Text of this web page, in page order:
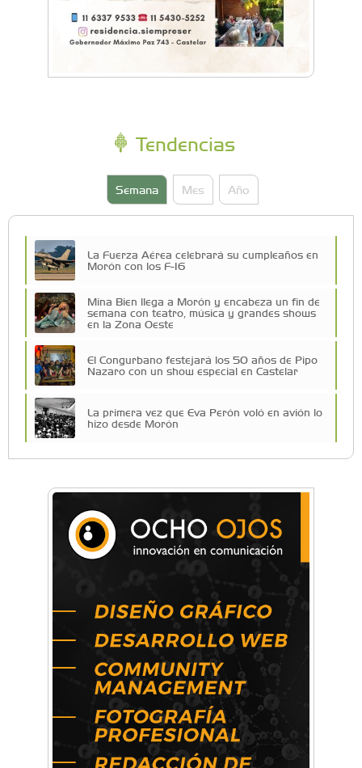
Tendencias
Semana Mes Año
La Fuerza Aérea celebrará su cumpleaños en
Morón con los F-16
Mina Bien llega a Morón y encabeza un fin de
semana con teatro, música y grandes shows
en la Zona Oeste
El Congurbano festejará los 50 años de Pipo
Nazaro con un show especial en Castelar
La primera vez que Eva Perón voló en avión lo
hizo desde Morón
Mariana Croce: "Hoy las empresas necesitan
un asesoramiento integral para crecer con
seguridad"
Música, teatro, yoga, danza y mucho más:
Conocé todos los talleres para aprender y